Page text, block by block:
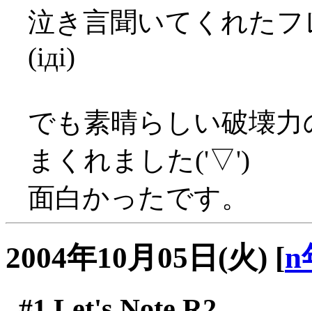
泣き言聞いてくれた
(iдi)
でも素晴らしい破壊
まくれました('▽')
面白かったです。
2004年10月05日(火) [n